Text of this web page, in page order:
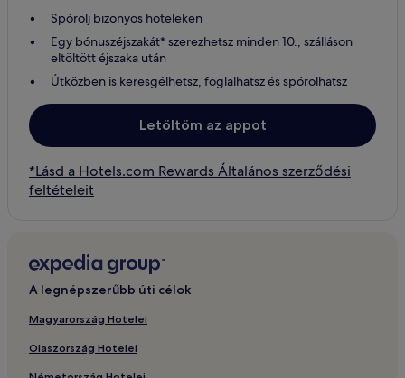
Spórolj bizonyos hoteleken
Egy bónuszéjszakát* szerezhetsz minden 10., szálláson
eltöltött éjszaka után
Útközben is keresgélhetsz, foglalhatsz és spórolhatsz
Letöltöm az appot
*Lásd a Hotels.com Rewards Általános szerződési
feltételeit
A legnépszerűbb úti célok
Magyarország Hotelei
Olaszország Hotelei